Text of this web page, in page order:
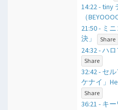
14:22 - tiny
（
21:50 - ミ
決」
Share
24:32 - ハ
Share
32:42 - セ
ケナイ」
Share
36:21 - キ